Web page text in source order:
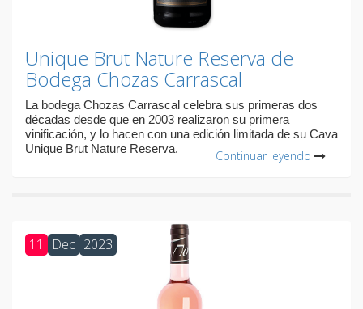
Unique Brut Nature Reserva de
Bodega Chozas Carrascal
La bodega Chozas Carrascal celebra sus primeras dos
décadas desde que en 2003 realizaron su primera
vinificación, y lo hacen con una edición limitada de su Cava
Unique Brut Nature Reserva.
Continuar leyendo
11 Dec 2023